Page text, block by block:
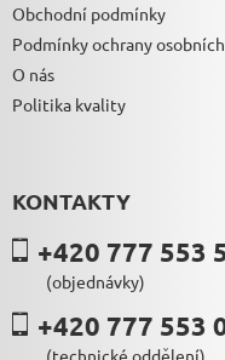
Obchodní podmínky
Podmínky ochrany
O nás
Politika kvality
KONTAKTY
+420 777 553
(objednávky)
+420 777 553
(technické oddělení)